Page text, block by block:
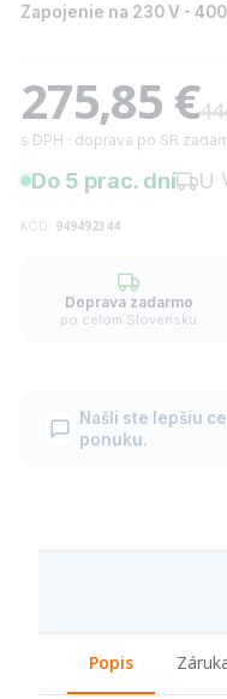
Zapojenie na 230 V -
275,85 €
s DPH · doprava po SR
Do 5 prac. dní U
KÓD: 949492344
Doprava zadarmo
po celom Slovensku
Našli ste lepšiu
ponuku.
Popis